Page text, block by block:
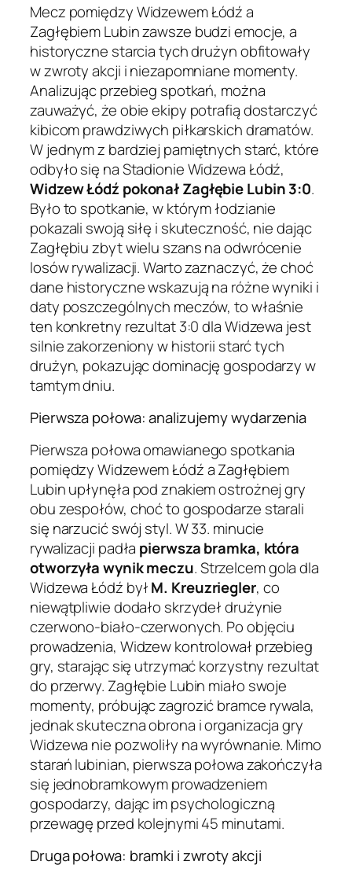
Mecz pomiędzy Widzewem Łódź a
Zagłębiem Lubin zawsze budzi emocje, a
historyczne starcia tych drużyn obfitowały
w zwroty akcji i niezapomniane momenty.
Analizując przebieg spotkań, można
zauważyć, że obie ekipy potrafią dostarczyć
kibicom prawdziwych piłkarskich dramatów.
W jednym z bardziej pamiętnych starć, które
odbyło się na Stadionie Widzewa Łódź,
Widzew Łódź pokonał Zagłębie Lubin 3:0.
Było to spotkanie, w którym łodzianie
pokazali swoją siłę i skuteczność, nie dając
Zagłębiu zbyt wielu szans na odwrócenie
losów rywalizacji. Warto zaznaczyć, że choć
dane historyczne wskazują na różne wyniki i
daty poszczególnych meczów, to właśnie
ten konkretny rezultat 3:0 dla Widzewa jest
silnie zakorzeniony w historii starć tych
drużyn, pokazując dominację gospodarzy w
tamtym dniu.
Pierwsza połowa: analizujemy wydarzenia
Pierwsza połowa omawianego spotkania
pomiędzy Widzewem Łódź a Zagłębiem
Lubin upłynęła pod znakiem ostrożnej gry
obu zespołów, choć to gospodarze starali
się narzucić swój styl. W 33. minucie
rywalizacji padła pierwsza bramka, która
otworzyła wynik meczu. Strzelcem gola dla
Widzewa Łódź byłM. Kreuzriegler, co
niewątpliwie dodało skrzydeł drużynie
czerwono-biało-czerwonych. Po objęciu
prowadzenia, Widzew kontrolował przebieg
gry, starając się utrzymać korzystny rezultat
do przerwy. Zagłębie Lubin miało swoje
momenty, próbując zagrozić bramce rywala,
jednak skuteczna obrona i organizacja gry
Widzewa nie pozwoliły na wyrównanie. Mimo
starań lubinian, pierwsza połowa zakończyła
się jednobramkowym prowadzeniem
gospodarzy, dając im psychologiczną
przewagę przed kolejnymi 45 minutami.
Druga połowa: bramki i zwroty akcji